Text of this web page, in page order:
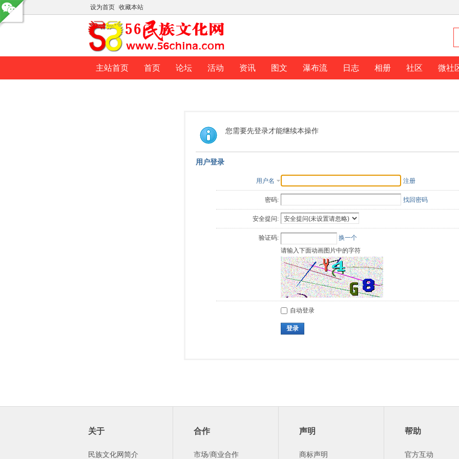
设为首页 收藏本站
主站首页 首页 论坛 活动 资讯 图文 瀑布流 日志 相册 社区 微社
您需要先登录才能继续本操作
用户登录
用户名 注册
密码: 找回密码
安全提问:
验证码:
换一个
请输入下面动画图片中的字符
自动登录
登录
关于
民族文化网简介
合作
市场/商业合作
声明
商标声明
帮助
官方互动